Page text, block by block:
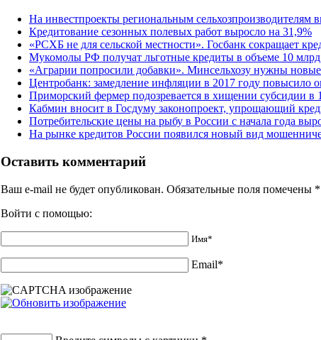
На инвестпроекты региональным сельхозпроизводителям
Кредитование сезонных полевых работ выросло на 31,9%
«РСХБ не для сельской местности». Госбанк сокращает
Мукомолы РФ получат льготные кредиты в объеме 10 млрд
«Аграрии попросили добавки». Минсельхозу нужны
Центробанк: замедление инфляции в 2017 году повысило
Приморский фермер подозревается в хищении субсидии в
Кабмин вносит в Госдуму законопроект, упрощающий
Потребительские цены на рыбу в России с начала года
На рынке кредитов России появился новый вид
Оставить комментарий
Ваш e-mail не будет опубликован. Обязательные поля помечены *
Войти с помощью:
Имя*
Email*